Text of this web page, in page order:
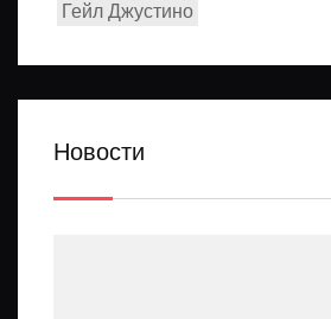
Гейл Джустино
Новости